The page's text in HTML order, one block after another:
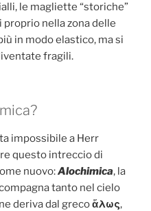
le magliette “storiche”
nella zona delle
in modo elastico, ma si
fragili.
impossibile a Herr
questo intreccio di
nuovo:Alochimica, la
tanto nel cielo
deriva dal grecoἅλως,